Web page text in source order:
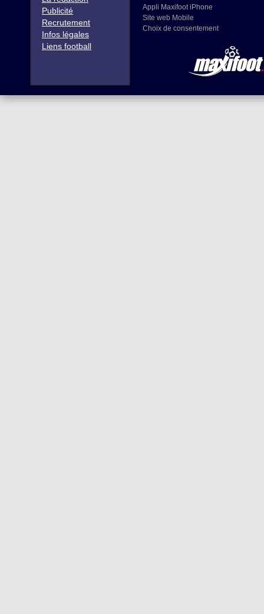
Publicité
Recrutement
Infos légales
Liens football
Appli Maxifoot iPhone
Site web Mobile
Choix de consentement